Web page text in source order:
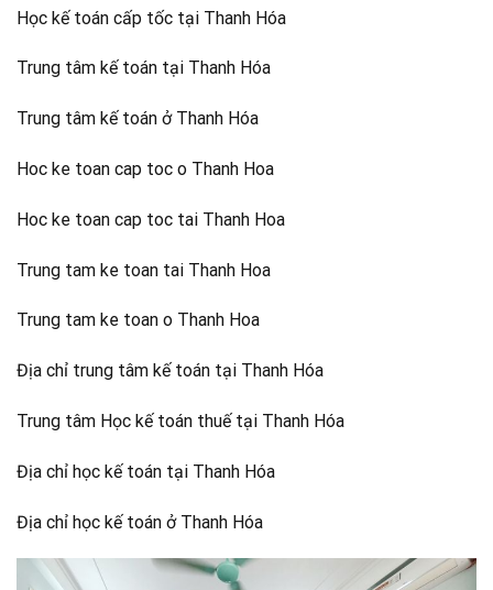
Học kế toán cấp tốc tại Thanh Hóa
Trung tâm kế toán tại Thanh Hóa
Trung tâm kế toán ở Thanh Hóa
Hoc ke toan cap toc o Thanh Hoa
Hoc ke toan cap toc tai Thanh Hoa
Trung tam ke toan tai Thanh Hoa
Trung tam ke toan o Thanh Hoa
Địa chỉ trung tâm kế toán tại Thanh Hóa
Trung tâm Học kế toán thuế tại Thanh Hóa
Địa chỉ học kế toán tại Thanh Hóa
Địa chỉ học kế toán ở Thanh Hóa